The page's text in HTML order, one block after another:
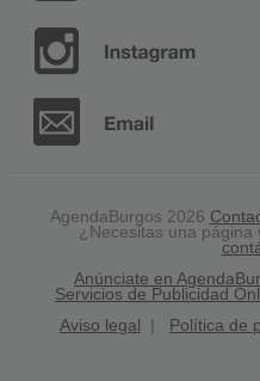
AgendaBurgos 2026
¿Necesitas una página
Anúnciate en
Servicios de Publicidad
Aviso legal
Política de